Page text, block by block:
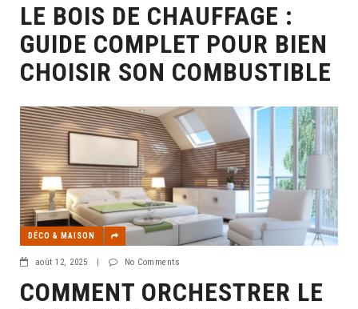
LE BOIS DE CHAUFFAGE :
GUIDE COMPLET POUR BIEN
CHOISIR SON COMBUSTIBLE
DÉCO & MAISON
août 12, 2025 No Comments
COMMENT ORCHESTRER LE